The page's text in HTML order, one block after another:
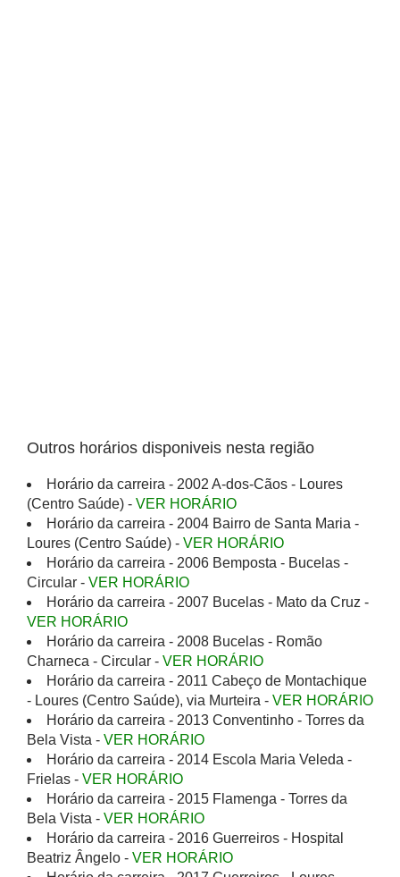
Outros horários disponiveis nesta região
Horário da carreira - 2002 A-dos-Cãos - Loures
(Centro Saúde) - VER HORÁRIO
Horário da carreira - 2004 Bairro de Santa Maria -
Loures (Centro Saúde) - VER HORÁRIO
Horário da carreira - 2006 Bemposta - Bucelas -
Circular - VER HORÁRIO
Horário da carreira - 2007 Bucelas - Mato da Cruz -
VER HORÁRIO
Horário da carreira - 2008 Bucelas - Romão
Charneca - Circular - VER HORÁRIO
Horário da carreira - 2011 Cabeço de Montachique
- Loures (Centro Saúde), via Murteira - VER HORÁRIO
Horário da carreira - 2013 Conventinho - Torres da
Bela Vista - VER HORÁRIO
Horário da carreira - 2014 Escola Maria Veleda -
Frielas - VER HORÁRIO
Horário da carreira - 2015 Flamenga - Torres da
Bela Vista - VER HORÁRIO
Horário da carreira - 2016 Guerreiros - Hospital
Beatriz Ângelo - VER HORÁRIO